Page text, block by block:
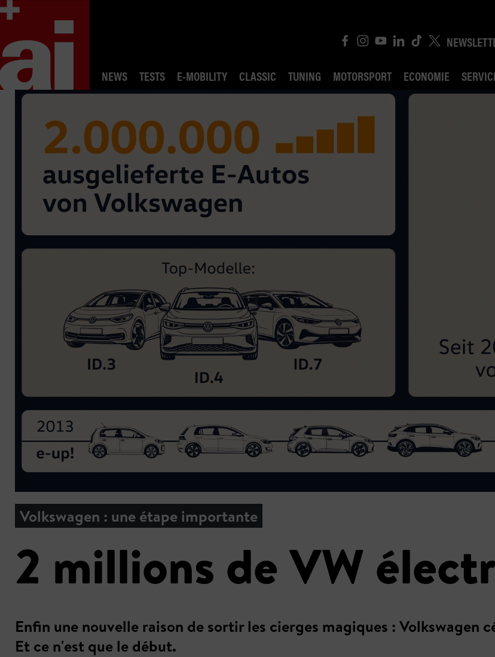
NEWS
TESTS E-MOBILITY CLASSIC TUNING MOTORSPORT ECONOMIE
Volkswagen : une étape importante
2 millions de VW
Enfin une nouvelle raison de sortir les cierges magiques : Volkswagen
Et ce n'est que le début.